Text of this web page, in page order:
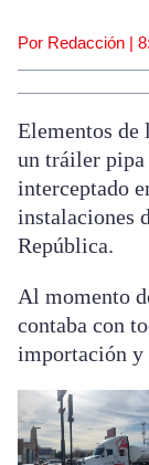
Por Redacción |
Elementos de
un tráiler
interceptado
instalaciones
República.
Al momento
contaba con
importación y